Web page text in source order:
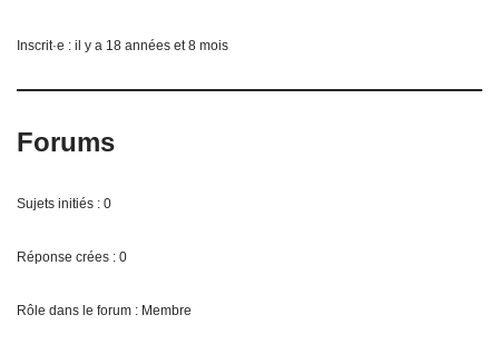
Inscrit·e : il y a 18 années et 8 mois
Forums
Sujets initiés : 0
Réponse crées : 0
Rôle dans le forum : Membre